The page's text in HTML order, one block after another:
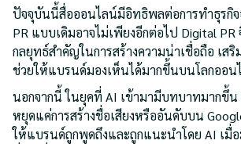
ปัจจุบันนี้สื่อออนไลน์มีอิทธิพลต่อการทำธุรกิจ
PR แบบเดิมอาจไม่เพียงอีกต่อไป Digital PR
กลยุทธ์สำคัญในการสร้างความน่าเชื่อถือ เส
ช่วยให้แบรนด์มองเห็นได้มากขึ้นบนโลกออน
นอกจากนี้ ในยุคที่ AI เข้ามามีบทบาทมากขึ้น
หยุดแค่การสร้างชื่อเสียงหรืออันดับบน
ให้แบรนด์ถูกพูดถึงและถูกแนะนำโดย AI เมื่